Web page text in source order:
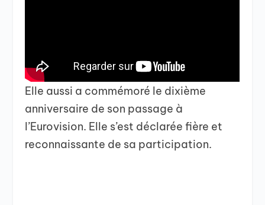
Elle aussi a commémoré le dixième
anniversaire de son passage à
l’Eurovision. Elle s’est déclarée fière et
reconnaissante de sa participation.